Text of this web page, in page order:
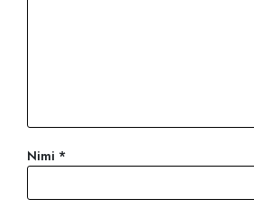
Nimi *